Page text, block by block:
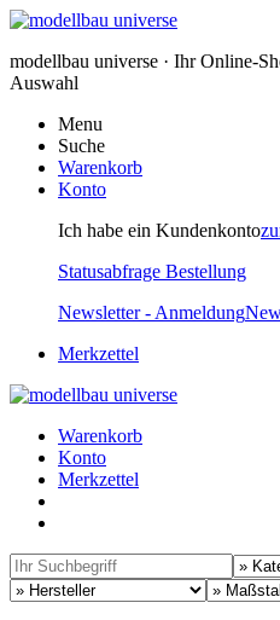
modellbau universe · Ihr Online-
Auswahl
Menu
Suche
Warenkorb
Konto
Ich habe ein Kundenkonto
Statusabfrage Bestellung
Newsletter - Anmeldung
Merkzettel
Warenkorb
Konto
Merkzettel